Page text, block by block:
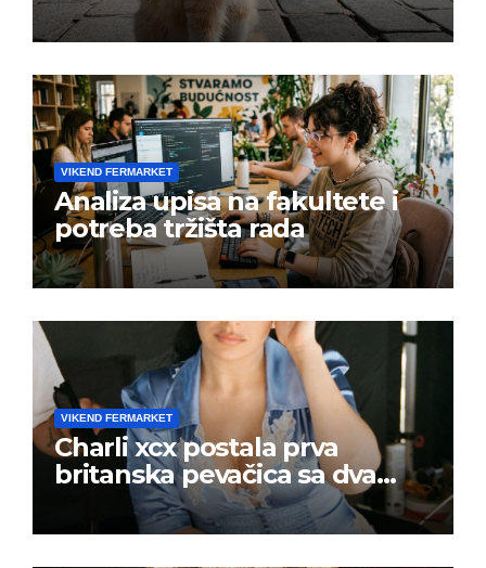
VIKEND FERMARKET
Analiza upisa na fakultete i
potreba tržišta rada
VIKEND FERMARKET
Charli xcx postala prva
britanska pevačica sa dva
albuma na prvom mestu u
istoj kalendarskoj godini